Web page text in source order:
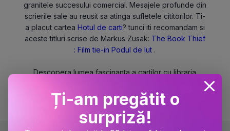
granitele succesului comercial. Mesajele profunde din
scrierile sale au reusit sa atinga sufletele cititorilor. Ti-
a placut cartea Hotul de carti? tunci iti recomandam si
aceste titluri scrise de Markus Zusak: The Book Thief
: Film tie-in Podul de lut .
Descopera lumea fascinanta a cartilor cu libraria
Bookzone, mereu la un click distanta.
Ți-am pregătit o
surpriză!